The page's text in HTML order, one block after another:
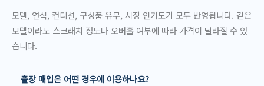
모델, 연식, 컨디션, 구성품 유무, 시장 인기도가 모두 반영됩니다. 같은
모델이라도 스크래치 정도나 오버홀 여부에 따라 가격이 달라질 수 있
습니다.
출장 매입은 어떤 경우에 이용하나요?